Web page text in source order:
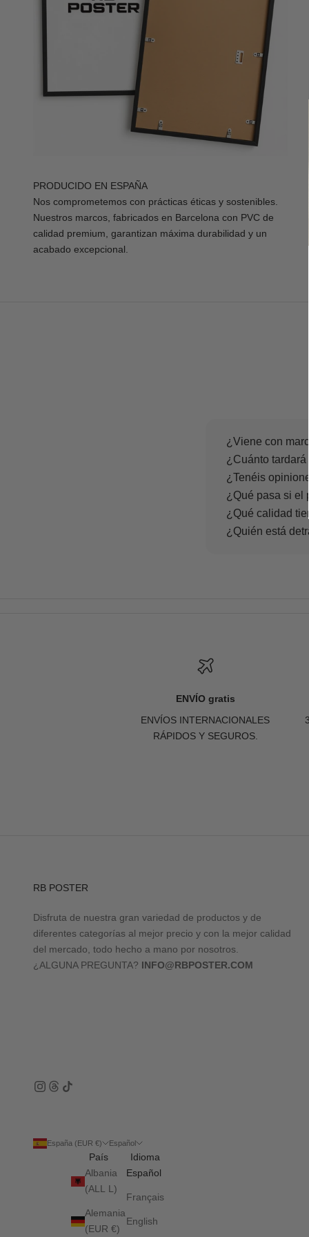
PRODUCIDO EN ESPAÑA
Nos comprometemos con prácticas éticas y sostenibles.
Nuestros marcos, fabricados en Barcelona con PVC de
calidad premium, garantizan máxima durabilidad y un
acabado excepcional.
¿Viene con
¿Cuánto
¿Tenéis
¿Qué pasa si el
¿Qué calidad
¿Quién está
ENVÍO gratis
ENVÍOS INTERNACIONALES
RÁPIDOS Y SEGUROS.
RB POSTER
Disfruta de nuestra gran variedad de productos y de
diferentes categorías al mejor precio y con la mejor calidad
del mercado, todo hecho a mano por nosotros.
¿ALGUNA PREGUNTA? INFO@RBPOSTER.COM
España (EUR €)
País
Albania
(ALL L)
Alemania
(EUR €)
Español
Idioma
Español
Français
English